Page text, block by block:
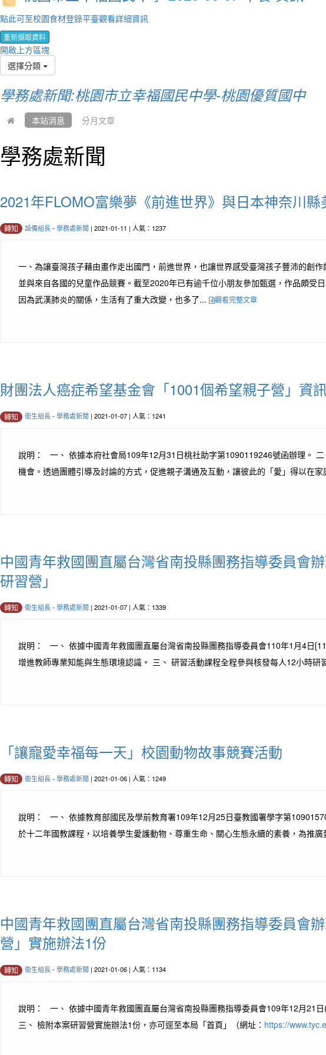
點此可至校園食材登錄平臺觀看詳細資訊
重新擷取資料
開啟上方區塊
選擇分類
學務處新聞:桃園市立幸福國民中學-桃園優質國中
本站消息 分月文章
學務處新聞
2021年FLOMO富樂夢《前進世界》與日本神奈川
轉知 設備組長- 學務處新聞 | 2021-01-11 | 人氣：1237
一、為讓臺灣孩子藉由畫作走出國門，前進世界，也讓世界感受臺灣孩子豐沛的創
並與來自各國的兒童作品競賽。截至2020年已有逾千位小朋友參加甄選，作品頗
因為武漢肺炎的關係，生活有了重大改變，也多了...
觀看完整文章
財團法人癌症希望基金會「1001個希望親子營」資
轉知 衛生組長- 學務處新聞 | 2021-01-07 | 人氣：1241
說明： 一、 依據本府社會局109年12月31日桃社助字第1090119246號函辦理。
機會。透過團體引導及討論的方式，促進親子溝通及互動，讓彼此的「愛」得以在
中國青年救國團直屬台灣省南投縣團務指導委員會
研習營」
轉知 衛生組長- 學務處新聞 | 2021-01-07 | 人氣：1339
說明： 一、 依據中國青年救國團直屬台灣省南投縣團務指導委員會110年1月4日
增進教師專業知能與生態環境認識。 三、 研習活動課程全程參與核發每人12小時研
「讓寵愛幸福每一天」校園動物故事競賽活動
轉知 衛生組長- 學務處新聞 | 2021-01-06 | 人氣：1249
說明： 一、 依據教育部國民及學前教育署109年12月25日臺教國署學字第
於十二年國教課程，以培養學生愛護動物、尊重生命、關心生態永續的素養，為推
中國青年救國團直屬台灣省南投縣團務指導委員會
營」實施辦法1份
轉知 衛生組長- 學務處新聞 | 2021-01-06 | 人氣：1134
說明： 一、 依據中國青年救國團直屬台灣省南投縣團務指導委員會109年12月21
三、 檢附本案研習營實施辦法1份，亦可逕至本局「首頁」（網址： https://